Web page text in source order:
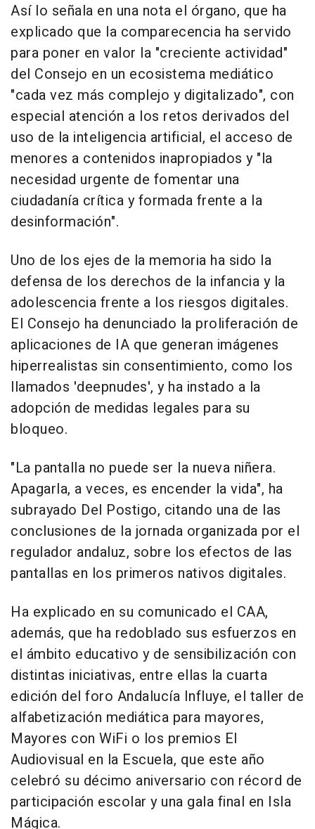
Así lo señala en una nota el órgano, que ha
explicado que la comparecencia ha servido
para poner en valor la "creciente actividad"
del Consejo en un ecosistema mediático
"cada vez más complejo y digitalizado", con
especial atención a los retos derivados del
uso de la inteligencia artificial, el acceso de
menores a contenidos inapropiados y "la
necesidad urgente de fomentar una
ciudadanía crítica y formada frente a la
desinformación".
Uno de los ejes de la memoria ha sido la
defensa de los derechos de la infancia y la
adolescencia frente a los riesgos digitales.
El Consejo ha denunciado la proliferación de
aplicaciones de IA que generan imágenes
hiperrealistas sin consentimiento, como los
llamados 'deepnudes', y ha instado a la
adopción de medidas legales para su
bloqueo.
"La pantalla no puede ser la nueva niñera.
Apagarla, a veces, es encender la vida", ha
subrayado Del Postigo, citando una de las
conclusiones de la jornada organizada por el
regulador andaluz, sobre los efectos de las
pantallas en los primeros nativos digitales.
Ha explicado en su comunicado el CAA,
además, que ha redoblado sus esfuerzos en
el ámbito educativo y de sensibilización con
distintas iniciativas, entre ellas la cuarta
edición del foro Andalucía Influye, el taller de
alfabetización mediática para mayores,
Mayores con WiFi o los premios El
Audiovisual en la Escuela, que este año
celebró su décimo aniversario con récord de
participación escolar y una gala final en Isla
Mágica.